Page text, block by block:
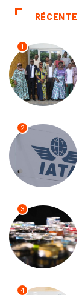
RÉCENTE
1
2
3
4